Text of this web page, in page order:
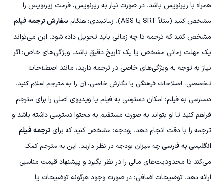
همراه با زیرنویس باشد. در صورت نیاز به زیرنویس، فرمت زیرنویس را
مشخص کنید (مثلاً SRT یا ASS).
زمانبندی: هنگامسفارش ترجمه فیلم
مشخص کنید که ترجمه تا چه زمانی باید تحویل داده شود. این می‌تواند
یک مهلت زمانی مشخص یا یک تاریخ دقیق باشد. ویژگی‌های خاص: اگر
نیاز به توجه به ویژگی‌های خاصی در ترجمه دارید، مانند اصطلاحات
تخصصی، اصلاحات فرهنگی یا نگارش خاصی، آن را به مترجم اعلام کنید.
دسترسی به فیلم: امکان دسترسی به فیلم یا ویدیوی اصلی را برای مترجم
فراهم کنید تا او بتواند به صورت مستقیم به محتوا دسترسی داشته باشد و
ترجمه را با دقت انجام دهد. بودجه: مشخص کنید که برای ترجمه فیلم
انگلیسی به فارسیچه میزان بودجه در نظر دارید. این به مترجم کمک
می‌کند تا محدودیت‌های مالی را در نظر بگیرد و پیشنهاد قیمت مناسبی
ارائه دهد. توضیحات اضافی: در صورت وجود هرگونه توضیحات یا